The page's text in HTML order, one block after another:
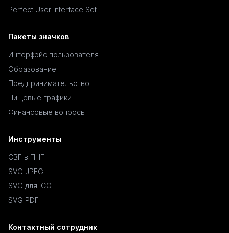
Perfect User Interface Set
Пакеты значков
Интерфэйс пользователя
Образование
Предпринимательство
Пищевые графики
Финансовые вопросы
Инструменты
СВГ в ПНГ
SVG JPEG
SVG для ICO
SVG PDF
Контактный сотрудник